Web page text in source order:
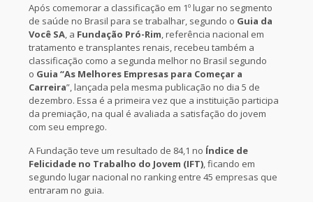
Após comemorar a classificação em 1º lugar no segmento
de saúde no Brasil para se trabalhar, segundo o Guia da
Você SA, a Fundação Pró-Rim , referência nacional em
tratamento e transplantes renais, recebeu também a
classificação como a segunda melhor no Brasil segundo
o Guia “As Melhores Empresas para Começar a
Carreira”, lançada pela mesma publicação no dia 5 de
dezembro. Essa é a primeira vez que a instituição participa
da premiação, na qual é avaliada a satisfação do jovem
com seu emprego.
A Fundação teve um resultado de 84,1 no Índice de
Felicidade no Trabalho do Jovem (IFT), ficando em
segundo lugar nacional no ranking entre 45 empresas que
entraram no guia.